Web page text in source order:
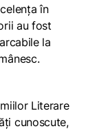
în
au fost
la
Literare
cunoscute,